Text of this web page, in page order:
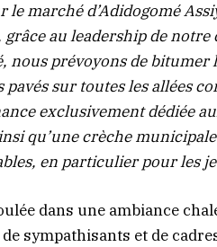
marché d’Adidogomé
au leadership de
nous prévoyons de
sur toutes les allées
exclusivement dédiée
qu’une crèche
en particulier pour les
dans une ambiance
sympathisants et de